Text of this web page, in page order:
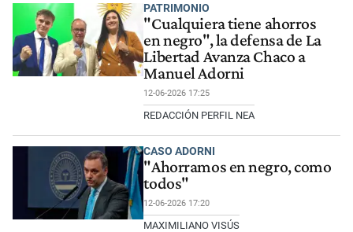
PATRIMONIO
"Cualquiera tiene ahorros
en negro", la defensa de La
Libertad Avanza Chaco a
Manuel Adorni
12-06-2026 17:25
REDACCIÓN PERFIL NEA
CASO ADORNI
"Ahorramos en negro, como
todos"
12-06-2026 17:20
MAXIMILIANO VISÚS